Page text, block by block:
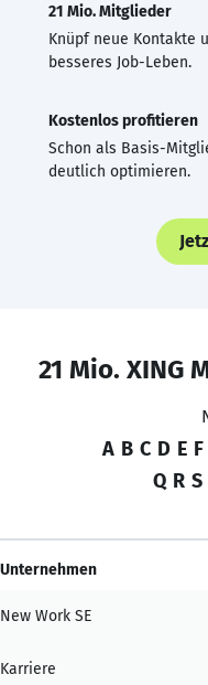
21 Mio. Mitglieder
Knüpf neue Kontakte
besseres Job-Leben.
Kostenlos profitieren
Schon als Basis-
deutlich optimieren.
21 Mio. XING
A B C D E F
Q R S
Unternehmen
New Work SE
Karriere